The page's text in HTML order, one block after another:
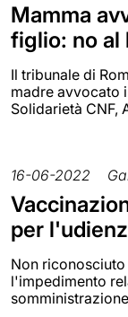
Mamma
figlio: no al
Il tribunale di
madre avvocato
Solidarietà CNF,
16-06-2022
per
Non
l'impedimento